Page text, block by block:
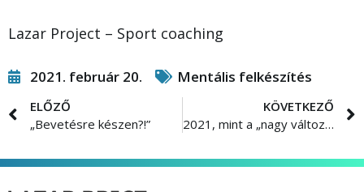
Lazar Project – Sport coaching
2021. február 20. Mentális felkészítés
ELŐZŐ
„Bevetésre készen?!”
KÖVETKEZŐ
2021, mint a „nagy változások éve sportolóink egy részénél” ?!